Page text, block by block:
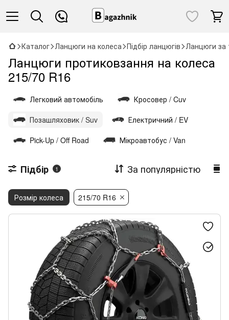
Каталог Ланцюги на колеса Підбір ланцюгів Ланцюги за
Ланцюги протиковзання на колеса
215/70 R16
Легковий автомобіль
Кросовер / Cuv
Позашляховик / Suv
Електричний / EV
Pick-Up / Off Road
Мікроавтобус / Van
Підбір 1 За популярністю
Розмір колеса 215/70 R16